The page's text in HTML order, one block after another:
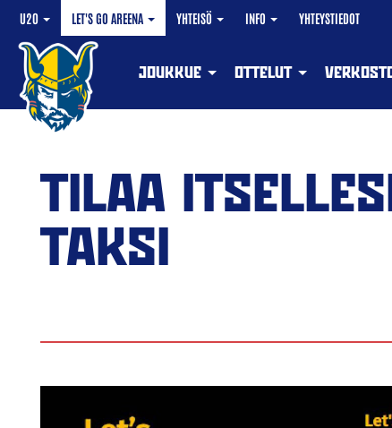
U20 LET'S GO AREENA YHTEISÖ INFO YHTEYSTIEDOT
JOUKKUE OTTELUT
TILAA
TAKSI